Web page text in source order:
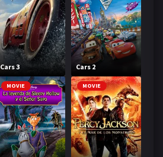
Cars 3 Cars 2
MOVIE MOVIE